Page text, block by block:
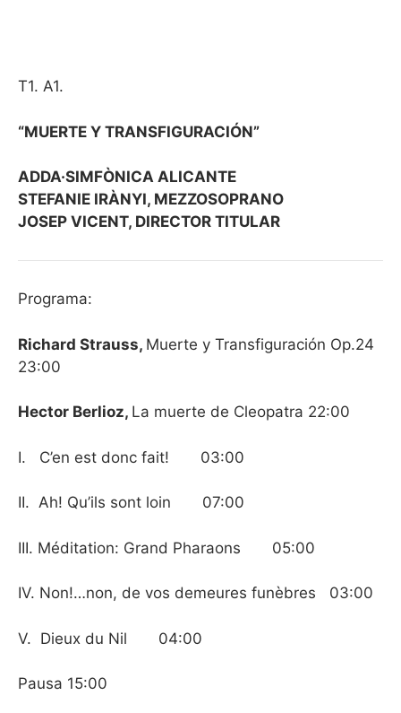
T1. A1.
“MUERTE Y TRANSFIGURACIÓN”
ADDA·SIMFÒNICA ALICANTE
STEFANIE IRÀNYI, MEZZOSOPRANO
JOSEP VICENT, DIRECTOR TITULAR
Programa:
Richard Strauss, Muerte y Transfiguración Op.24
23:00
Hector Berlioz, La muerte de Cleopatra 22:00
I. C’en est donc fait! 03:00
II. Ah! Qu’ils sont loin 07:00
III. Méditation: Grand Pharaons 05:00
IV. Non!…non, de vos demeures funèbres 03:00
V. Dieux du Nil 04:00
Pausa 15:00